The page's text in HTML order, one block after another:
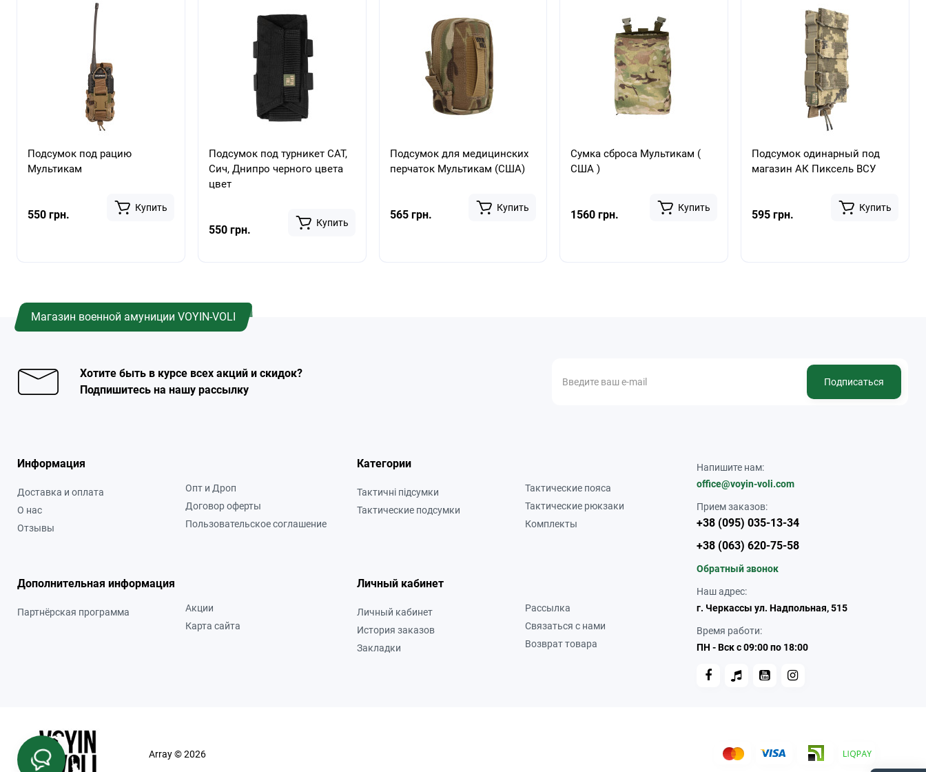
Подсумок под рацию
Мультикам
550 грн.
Купить
Подсумок под турникет САТ,
Сич, Днипро черного цвета
цвет
550 грн.
Купить
Подсумок для медицинских
перчаток Мультикам (США)
565 грн.
Купить
Сумка сброса Мультикам (
США )
1560 грн.
Купить
Подсумок одинарный под
магазин АК Пиксель ВСУ
595 грн.
Купить
Магазин военной амуниции VOYIN-VOLI
Хотите быть в курсе всех акций и скидок?
Подпишитесь на нашу рассылку
Подписаться
Информация
Доставка и оплата
О нас
Отзывы
Опт и Дроп
Договор оферты
Пользовательское соглашение
Категории
Тактичні підсумки
Тактические подсумки
Тактические пояса
Тактические рюкзаки
Комплекты
Дополнительная информация
Партнёрская программа
Акции
Карта сайта
Личный кабинет
Личный кабинет
История заказов
Закладки
Рассылка
Связаться с нами
Возврат товара
Напишите нам:
office@voyin-voli.com
Прием заказов:
+38 (095) 035-13-34
+38 (063) 620-75-58
Обратный звонок
Наш адрес:
г. Черкассы ул. Надпольная, 515
Время работи:
ПН - Вск с 09:00 по 18:00
Array © 2026